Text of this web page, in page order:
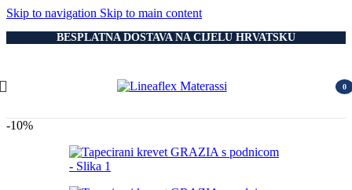
Skip to navigation Skip to main content
BESPLATNA DOSTAVA NA CIJELU HRVATSKU
0
-10%